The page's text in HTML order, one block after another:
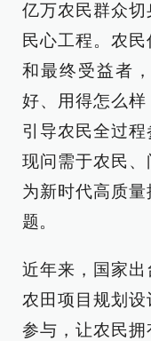
亿万农民群众
民心工程。农
和最终受益者
好、用得怎么
引导农民全过
现问需于农民
为新时代高质
题。
近年来，国家
农田项目规划
参与，让农民